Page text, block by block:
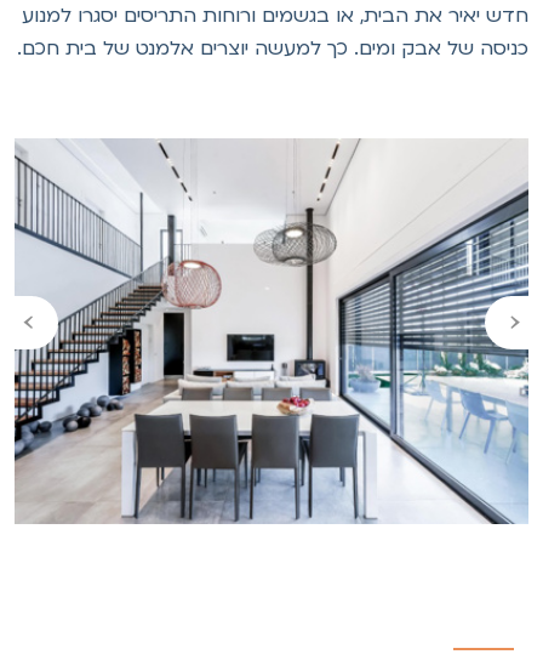
יאיר את הבית, או בגשמים ורוחות התריסים יסגרו למנוע
של אבק ומים. כך למעשה יוצרים אלמנט של בית חכם.
›